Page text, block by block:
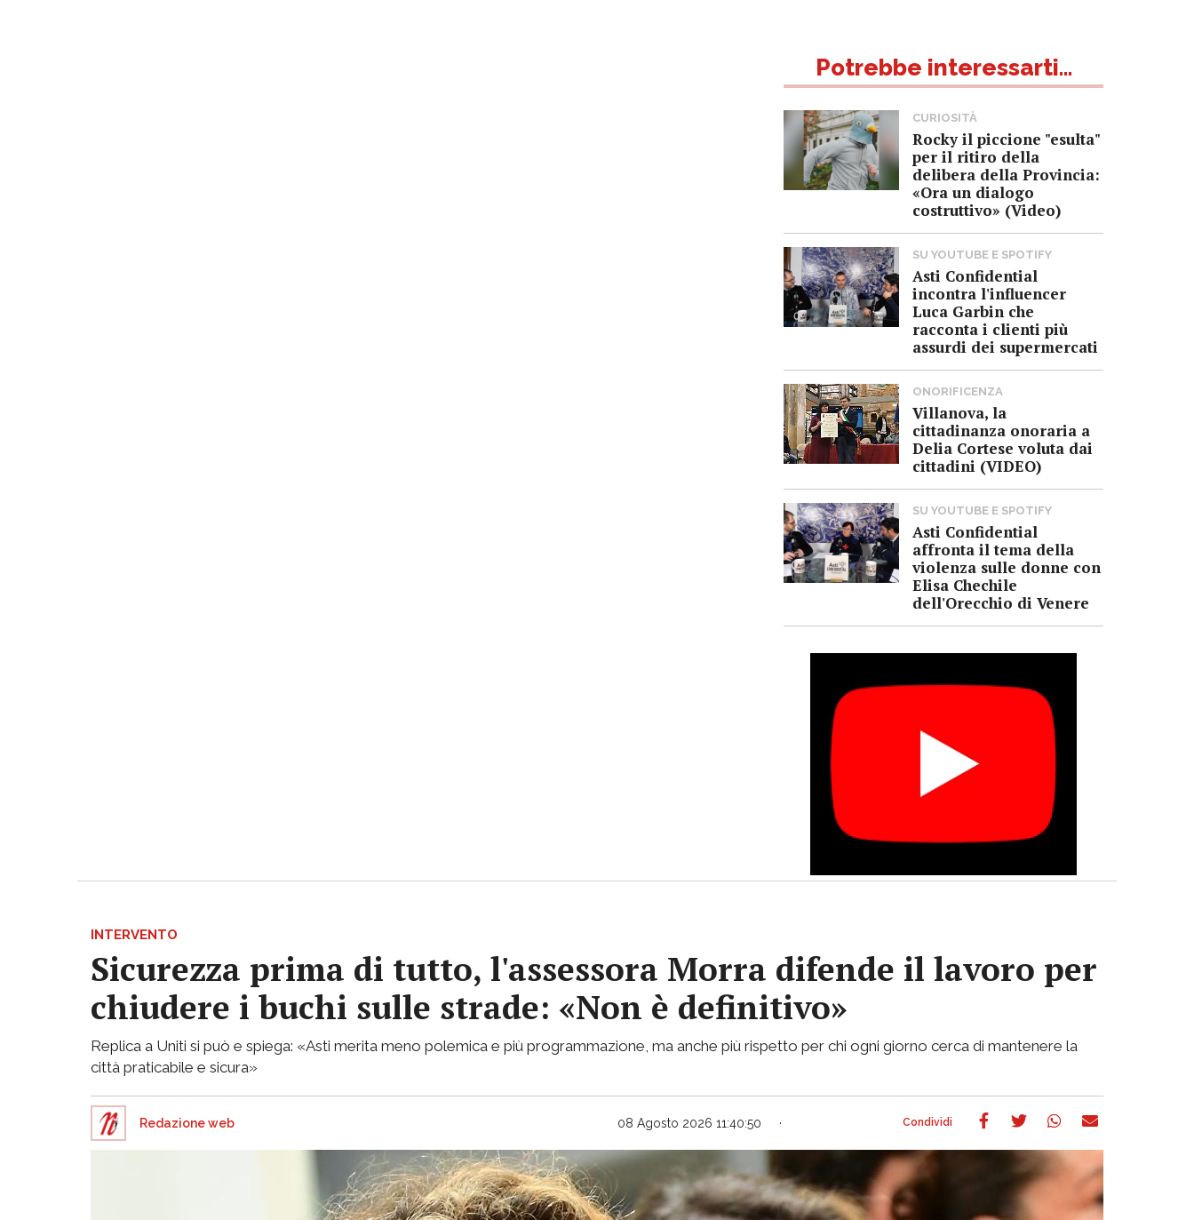
Potrebbe interessarti...
CURIOSITÀ
Rocky il piccione "esulta"
per il ritiro della
delibera della Provincia:
«Ora un dialogo
costruttivo» (Video)
SU YOUTUBE E SPOTIFY
Asti Confidential
incontra l'influencer
Luca Garbin che
racconta i clienti più
assurdi dei supermercati
ONORIFICENZA
Villanova, la
cittadinanza onoraria a
Delia Cortese voluta dai
cittadini (VIDEO)
SU YOUTUBE E SPOTIFY
Asti Confidential
affronta il tema della
violenza sulle donne con
Elisa Chechile
dell'Orecchio di Venere
INTERVENTO
Sicurezza prima di tutto, l'assessora Morra difende il lavoro per
chiudere i buchi sulle strade: «Non è definitivo»
Replica a Uniti si può e spiega: «Asti merita meno polemica e più programmazione, ma anche più rispetto per chi ogni giorno cerca di mantenere la
città praticabile e sicura»
Redazione web 08 Agosto 2026 11:40:50